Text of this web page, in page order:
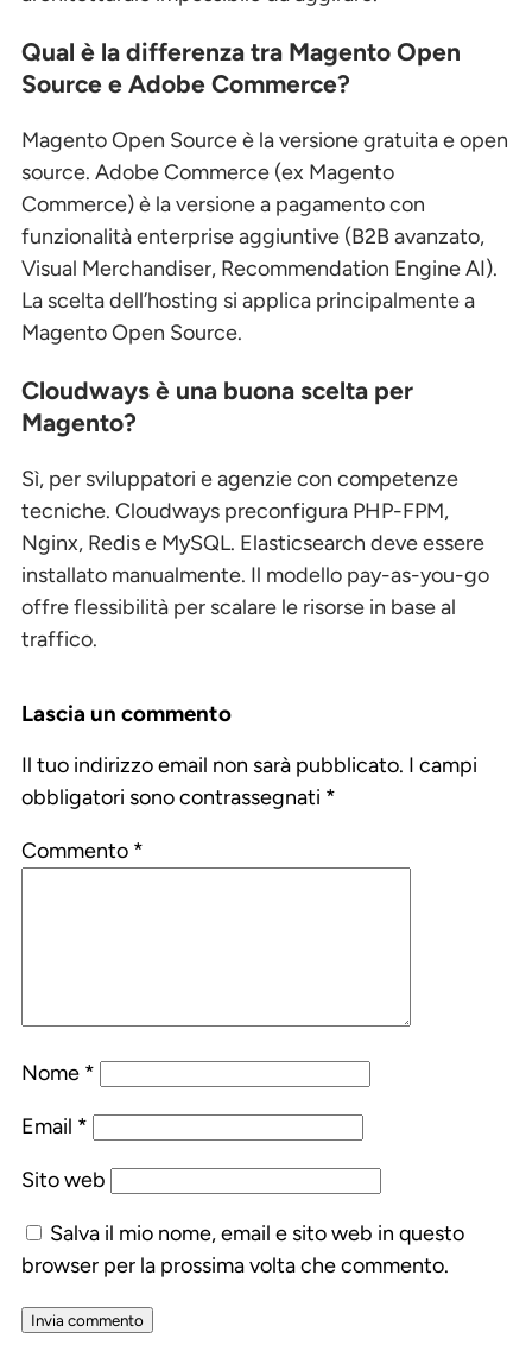
Qual è la differenza tra Magento Open
Source e Adobe Commerce?
Magento Open Source è la versione gratuita e open
source. Adobe Commerce (ex Magento
Commerce) è la versione a pagamento con
funzionalità enterprise aggiuntive (B2B avanzato,
Visual Merchandiser, Recommendation Engine AI).
La scelta dell’hosting si applica principalmente a
Magento Open Source.
Cloudways è una buona scelta per
Magento?
Sì, per sviluppatori e agenzie con competenze
tecniche. Cloudways preconfigura PHP-FPM,
Nginx, Redis e MySQL. Elasticsearch deve essere
installato manualmente. Il modello pay-as-you-go
offre flessibilità per scalare le risorse in base al
traffico.
Lascia un commento
Il tuo indirizzo email non sarà pubblicato. I campi
obbligatori sono contrassegnati *
Commento *
Nome *
Email *
Sito web
Salva il mio nome, email e sito web in questo
browser per la prossima volta che commento.